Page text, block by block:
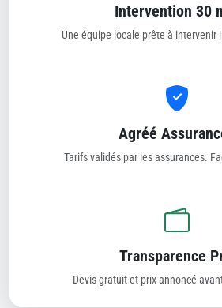
Intervention 30
Une équipe locale prête à
Agréé
Tarifs validés par les assurances.
Transparence
Devis gratuit et prix annoncé